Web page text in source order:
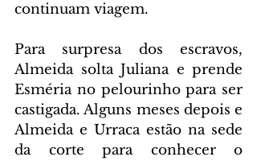
continuam viagem.
Para surpresa dos escravos,
Almeida solta Juliana e prende
Esméria no pelourinho para ser
castigada. Alguns meses depois e
Almeida e Urraca estão na sede
da corte para conhecer o